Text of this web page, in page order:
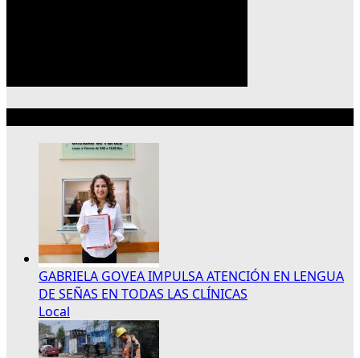
GABRIELA GOVEA IMPULSA ATENCIÓN EN LENGUA
DE SEÑAS EN TODAS LAS CLÍNICAS
Local